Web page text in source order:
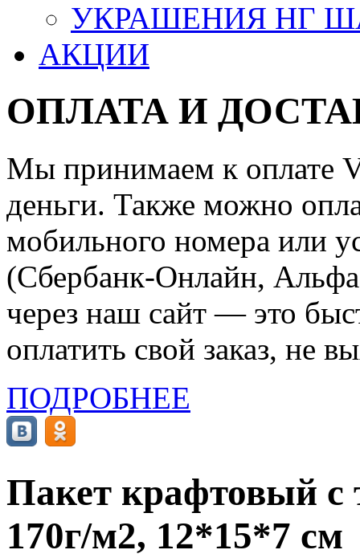
УКРАШЕНИЯ НГ
АКЦИИ
ОПЛАТА И
Мы принимаем к оплате
деньги. Также можно
мобильного номера или
(Сбербанк-Онлайн,
через наш сайт — это
оплатить свой заказ, не
ПОДРОБНЕЕ
Пакет крафтовый
170г/м2, 12*15*7 см